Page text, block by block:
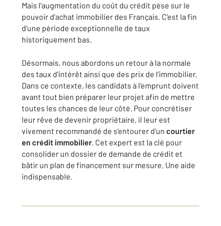
Mais l’augmentation du coût du crédit pèse sur le
pouvoir d’achat immobilier des Français. C’est la fin
d’une période exceptionnelle de taux
historiquement bas.
Désormais, nous abordons un retour à la normale
des taux d’intérêt ainsi que des prix de l’immobilier.
Dans ce contexte, les candidats à l’emprunt doivent
avant tout bien préparer leur projet afin de mettre
toutes les chances de leur côté. Pour concrétiser
leur rêve de devenir propriétaire, il leur est
vivement recommandé de s’entourer d’un courtier
en crédit immobilier. Cet expert est la clé pour
consolider un dossier de demande de crédit et
bâtir un plan de financement sur mesure. Une aide
indispensable.